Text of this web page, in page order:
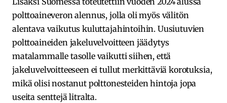
polttoaineveron alennus, jolla oli myös välitön
alentava vaikutus kuluttajahintoihin. Uusiutuvien
polttoaineiden jakeluvelvoitteen jäädytys
matalammalle tasolle vaikutti siihen, että
jakeluvelvoitteeseen ei tullut merkittäviä korotuksia,
mikä olisi nostanut polttonesteiden hintoja jopa
useita senttejä litralta.